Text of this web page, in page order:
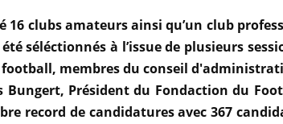
16 clubs amateurs ainsi qu’un club
séléctionnés à l’issue de plusieurs
membres du conseil
Bungert, Président du Fondaction du
record de candidatures avec 367